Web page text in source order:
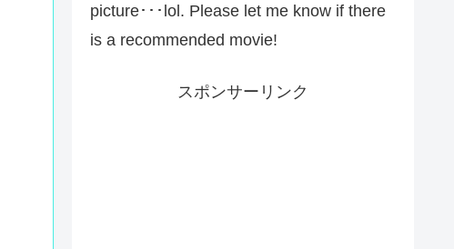
picture･･･lol. Please let me know if there
is a recommended movie!
スポンサーリンク